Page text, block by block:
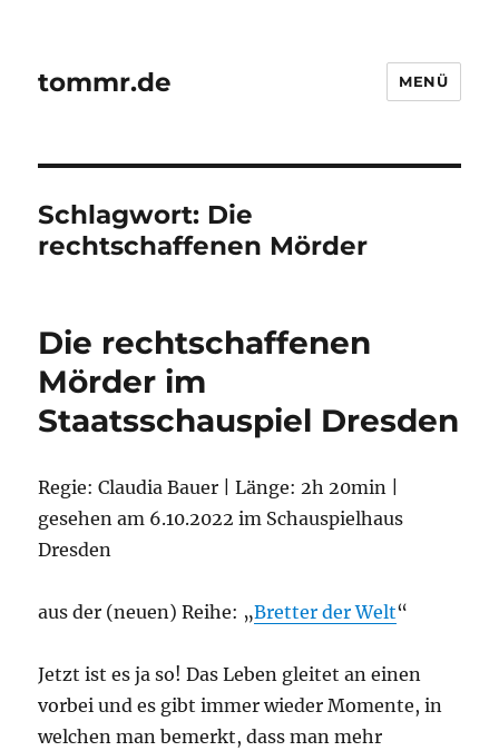
tommr.de MENÜ
Schlagwort: Die
rechtschaffenen Mörder
Die rechtschaffenen
Mörder im
Staatsschauspiel Dresden
Regie: Claudia Bauer | Länge: 2h 20min |
gesehen am 6.10.2022 im Schauspielhaus
Dresden
aus der (neuen) Reihe: „Bretter der Welt“
Jetzt ist es ja so! Das Leben gleitet an einen
vorbei und es gibt immer wieder Momente, in
welchen man bemerkt, dass man mehr